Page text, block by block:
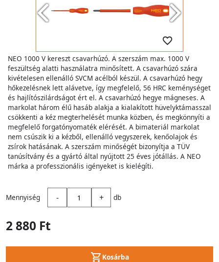
NEO 1000 V kereszt csavarhúzó. A szerszám max. 1000 V
feszültség alatti használatra minősített. A csavarhúzó szára
kivételesen ellenálló SVCM acélból készül. A csavarhúzó hegy
hőkezelésnek lett alávetve, így megfelelő, 56 HRC keménységet
és hajlítószilárdságot ért el. A csavarhúzó hegye mágneses. A
markolat három élű hasáb alakja a kialakított hüvelyktámasszal
csökkenti a kéz megterhelését munka közben, és megkönnyíti a
megfelelő forgatónyomaték elérését. A bimateriál markolat
nem csúszik ki a kézből, ellenálló vegyszerek, kenőolajok és
zsírok hatásának. A szerszám minőségét bizonyítja a TÜV
tanúsítvány és a gyártó által nyújtott 25 éves jótállás. A NEO
márka a professzionális igényeket is kielégíti.
Mennyiség - + db
2 880 Ft
Kosárba